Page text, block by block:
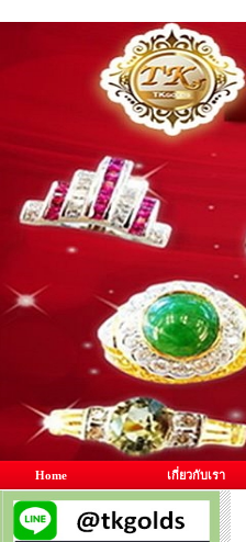
Home เกี่ยวกับเรา